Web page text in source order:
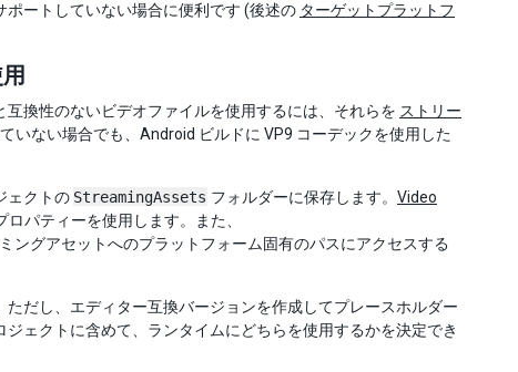
ートしていない場合に便利です (後述の ターゲットプラットフ
換性のないビデオファイルを使用するには、それらを ストリー
いない場合でも、Android ビルドに VP9 コーデックを使用した
ェクトの StreamingAssets フォルダーに保存します。 Video
パティーを使用します。また、
ングアセットへのプラットフォーム固有のパスにアクセスする
だし、エディター互換バージョンを作成してプレースホルダー
ェクトに含めて、ランタイムにどちらを使用するかを決定でき